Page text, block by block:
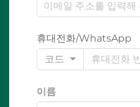
휴대전화/WhatsApp
코드
이름